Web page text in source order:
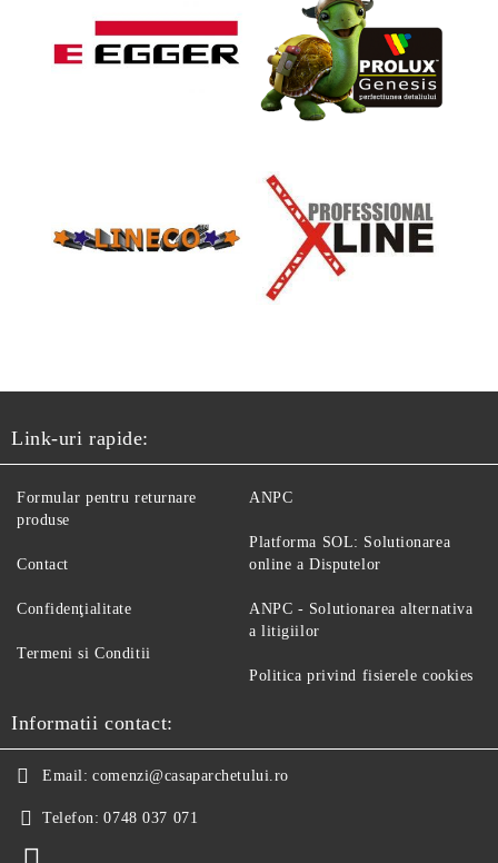
Link-uri rapide:
Formular pentru returnare
produse
Contact
Confidenţialitate
Termeni si Conditii
ANPC
Platforma SOL: Solutionarea
online a Disputelor
ANPC - Solutionarea alternativa
a litigiilor
Politica privind fisierele cookies
Informatii contact:
Email: comenzi@casaparchetului.ro
Telefon: 0748 037 071